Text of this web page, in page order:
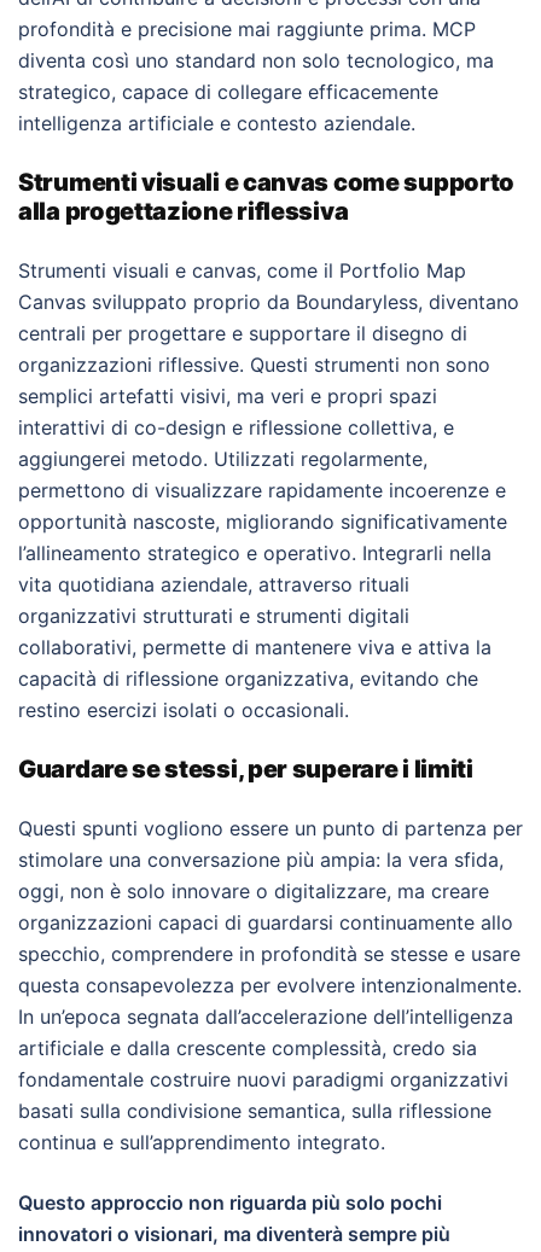
profondità e precisione mai raggiunte prima. MCP
diventa così uno standard non solo tecnologico, ma
strategico, capace di collegare efficacemente
intelligenza artificiale e contesto aziendale.
Strumenti visuali e canvas come supporto
alla progettazione riflessiva
Strumenti visuali e canvas, come il Portfolio Map
Canvas sviluppato proprio da Boundaryless, diventano
centrali per progettare e supportare il disegno di
organizzazioni riflessive. Questi strumenti non sono
semplici artefatti visivi, ma veri e propri spazi
interattivi di co-design e riflessione collettiva, e
aggiungerei metodo. Utilizzati regolarmente,
permettono di visualizzare rapidamente incoerenze e
opportunità nascoste, migliorando significativamente
l’allineamento strategico e operativo. Integrarli nella
vita quotidiana aziendale, attraverso rituali
organizzativi strutturati e strumenti digitali
collaborativi, permette di mantenere viva e attiva la
capacità di riflessione organizzativa, evitando che
restino esercizi isolati o occasionali.
Guardare se stessi, per superare i limiti
Questi spunti vogliono essere un punto di partenza per
stimolare una conversazione più ampia: la vera sfida,
oggi, non è solo innovare o digitalizzare, ma creare
organizzazioni capaci di guardarsi continuamente allo
specchio, comprendere in profondità se stesse e usare
questa consapevolezza per evolvere intenzionalmente.
In un’epoca segnata dall’accelerazione dell’intelligenza
artificiale e dalla crescente complessità, credo sia
fondamentale costruire nuovi paradigmi organizzativi
basati sulla condivisione semantica, sulla riflessione
continua e sull’apprendimento integrato.
Questo approccio non riguarda più solo pochi
innovatori o visionari, ma diventerà sempre più